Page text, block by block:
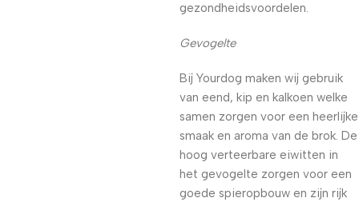
gezondheidsvoordelen.
Gevogelte
Bij Yourdog maken wij gebruik
van eend, kip en kalkoen welke
samen zorgen voor een heerlijke
smaak en aroma van de brok. De
hoog verteerbare eiwitten in
het gevogelte zorgen voor een
goede spieropbouw en zijn rijk